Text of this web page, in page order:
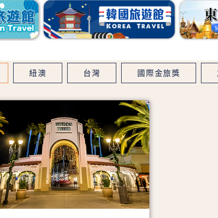
紐澳 台灣 國際金旅獎